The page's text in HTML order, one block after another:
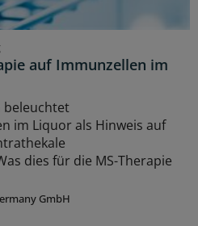
auf Immunzellen im
beleuchtet
im Liquor als Hinweis auf
dies für die MS-Therapie
GmbH